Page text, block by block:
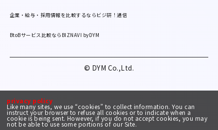
privacy policy
Like many sites, we use “cookies” to collect information. You can
instruct your browser to refuse all cookies or to indicate when a
cookie is being sent. However, if you do not accept cookies, you may
not be able to use some portions of our Site.
企業・給与・採用情報を比較するならビジ研！通信
BtoBサービス比較ならBIZNAVI byDYM
© DYM Co.,Ltd.